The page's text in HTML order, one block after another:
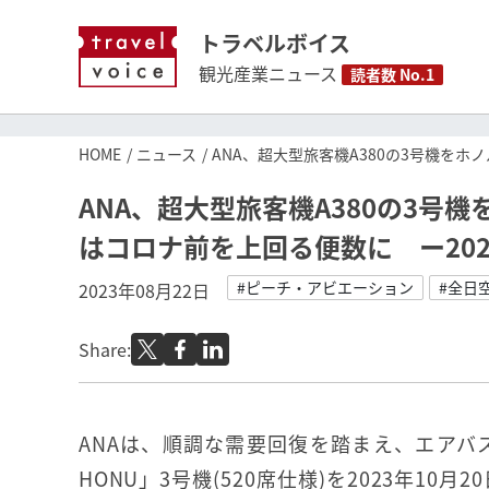
トラベルボイス
観光産業ニュース 読者数 No.1
HOME ニュース ANA、超大型旅客機A380の3号機をホ
ANA、超大型旅客機A380の3号機
はコロナ前を上回る便数に ー
2023年08月22日 #ピーチ・アビエーション #全日
Share:
ANAは、順調な需要回復を踏まえ、エアバ
HONU」3号機(520席仕様)を2023年10月